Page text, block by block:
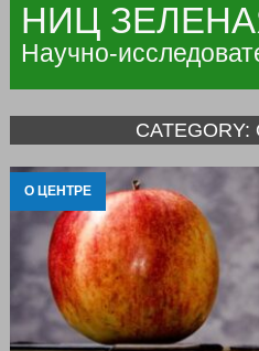
НИЦ
Научно-
О ЦЕНТРЕ